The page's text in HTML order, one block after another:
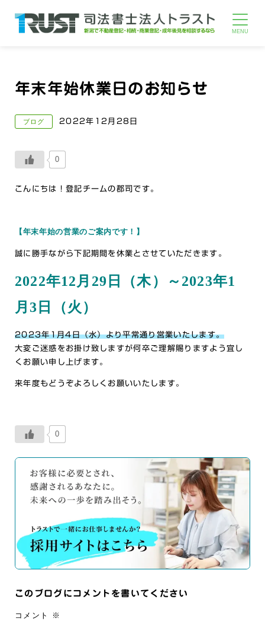
年末年始休業日のお知らせ
ブログ 2022年12月28日
0
こんにちは！登記チームの郡司です。
【年末年始の営業のご案内です！】
誠に勝手ながら下記期間を休業とさせていただきます。
2022年12月29日（木）～2023年1
月3日（火）
2023年1月4日（水）より平常通り営業いたします。
大変ご迷惑をお掛け致しますが何卒ご理解賜りますよう宜し
くお願い申し上げます。
来年度もどうぞよろしくお願いいたします。
0
このブログにコメントを書いてください
コメント ※